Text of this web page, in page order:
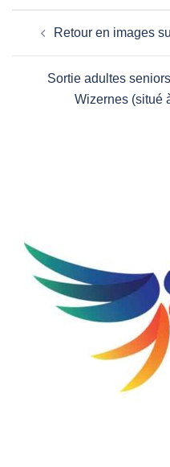
d’articleRetour en images
Sortie adultes
Wizernes (situé